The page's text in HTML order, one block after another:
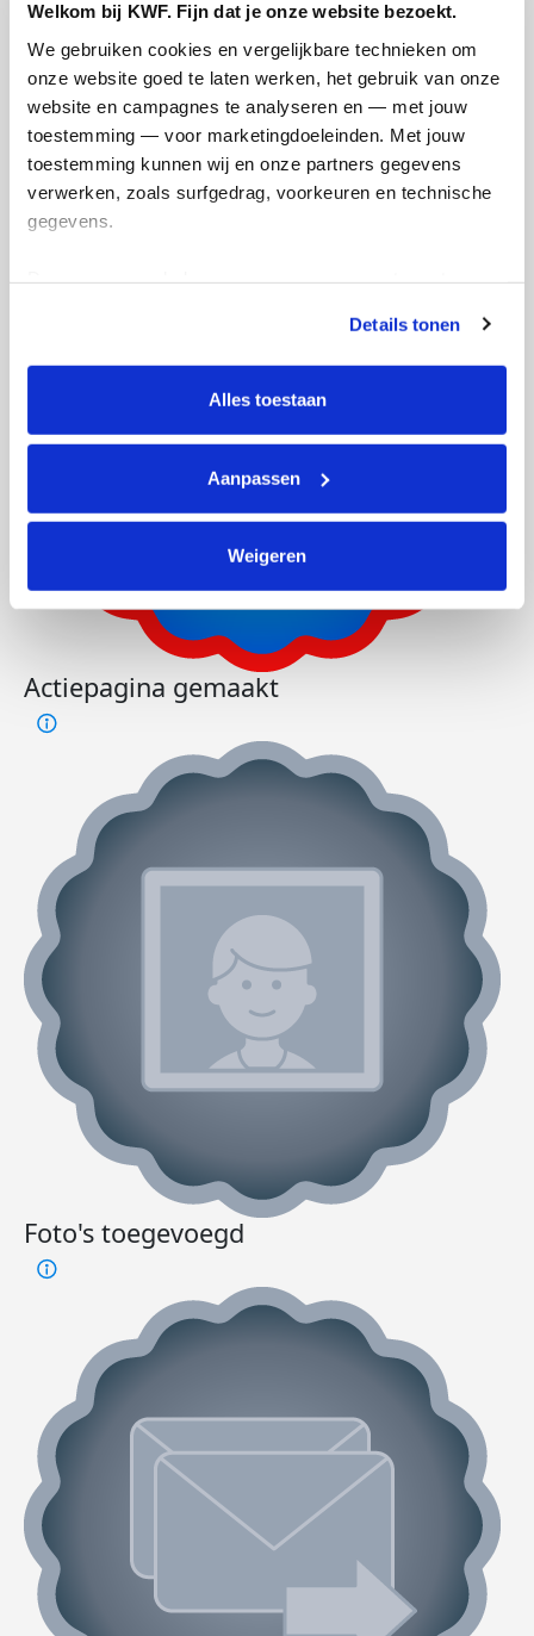
Welkom bij KWF. Fijn dat je onze website bezoekt.
We gebruiken cookies en vergelijkbare technieken om
onze website goed te laten werken, het gebruik van onze
website en campagnes te analyseren en — met jouw
toestemming — voor marketingdoeleinden. Met jouw
toestemming kunnen wij en onze partners gegevens
verwerken, zoals surfgedrag, voorkeuren en technische
gegevens.
tonen. Je kunt je toestemming op elk moment wijzigen of
intrekken via Cookie instellingen onderaan de pagina. De
lijst met cookies is te vinden in het tabblad “details”.
Details tonen
Alles toestaan
Aanpassen
Weigeren
Florine's badges
Actiepagina gemaakt
Foto's toegevoegd